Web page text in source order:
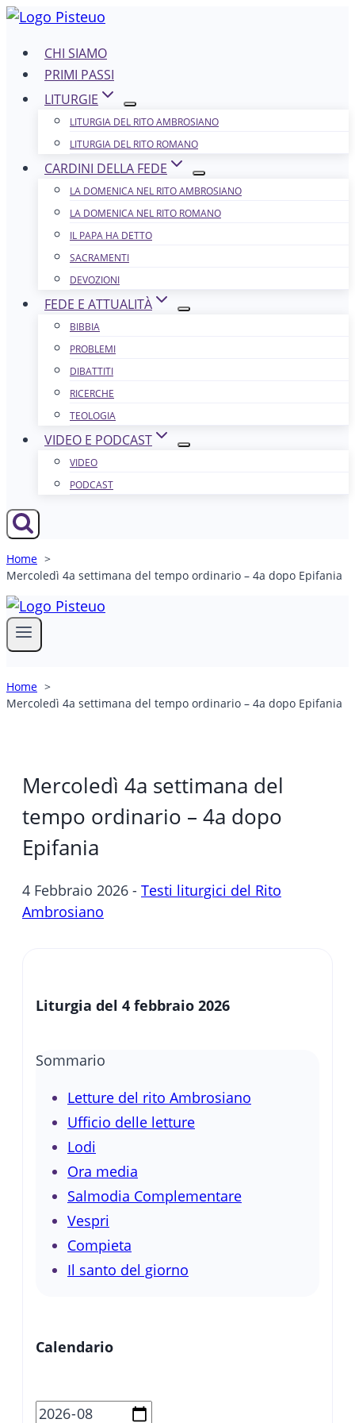
Salta
contenutoCHI SIAMO
PRIMI PASSI
LITURGIE
LITURGIA DEL RITO AMBROSIANO
LITURGIA DEL RITO ROMANO
CARDINI DELLA FEDE
LA DOMENICA NEL R​​​​​​ITO AMBROSIANO
LA DOMENICA NEL RITO ROMANO
IL PAPA HA DETTO
SACRAMENTI
DEVOZIONI
FEDE E ATTUALITÀ
BIBBIA
PROBLEMI
DIBATTITI
RICERCHE
TEOLOGIA
VIDEO E PODCAST
VIDEO
PODCAST
Home
Mercoledì 4a settimana del tempo ordinario – 4a dopo Epifania
Home
Mercoledì 4a settimana del tempo ordinario – 4a dopo Epifania
Mercoledì 4a settimana del
tempo ordinario – 4a dopo
Epifania
4 Febbraio 2026 - Testi liturgici del Rito
Ambrosiano
Liturgia del 4 febbraio 2026
Sommario
Letture del rito Ambrosiano
Ufficio delle letture
Lodi
Ora media
Salmodia Complementare
Vespri
Compieta
Il santo del giorno
Calendario